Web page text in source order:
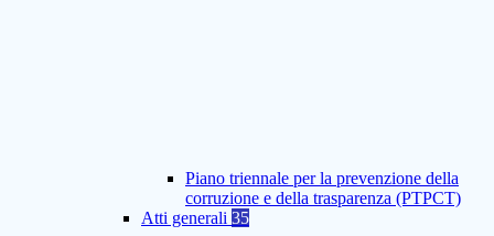
Piano triennale per la prevenzione della
corruzione e della trasparenza (PTPCT)
Atti generali 35